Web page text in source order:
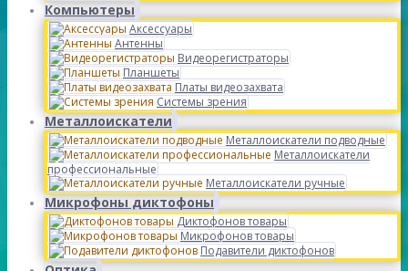
Компьютеры
Аксессуары
Антенны
Видеорегистраторы
Планшеты
Платы видеозахвата
Системы зрения
Металлоискатели
Металлоискатели подводные
Металлоискатели
профессиональные
Металлоискатели ручные
Микрофоны диктофоны
Диктофонов товары
Микрофонов товары
Подавители диктофонов